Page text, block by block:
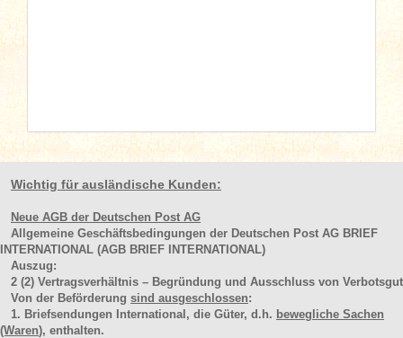
Wichtig für ausländische Kunden:
Neue AGB der Deutschen Post AG
Allgemeine Geschäftsbedingungen der Deutschen Post AG BRIEF
INTERNATIONAL (AGB BRIEF INTERNATIONAL)
Auszug:
2 (2) Vertragsverhältnis – Begründung und Ausschluss von Verbotsgut
Von der Beförderung sind ausgeschlossen:
1. Briefsendungen International, die Güter, d.h. bewegliche Sachen
(Waren), enthalten.